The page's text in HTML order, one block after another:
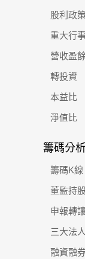
股利政
重大行
營收盈
轉投資
本益比
淨值比
籌碼分
籌碼K線
董監持
申報轉
三大法人
融資融